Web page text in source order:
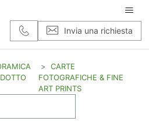
Invia una richiesta
CARTE
FOTOGRAFICHE & FINE
ART PRINTS